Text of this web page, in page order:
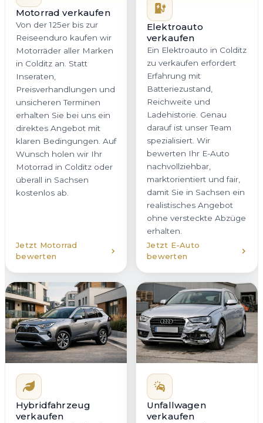
Motorrad verkaufen
Von der 125er bis zur
Reiseenduro kaufen wir
Motorräder aller Marken
in Colditz an. Statt
Inseraten,
Preisverhandlungen und
unsicheren Terminen
erhalten Sie bei uns ein
direktes Angebot mit
klaren Bedingungen. Auf
Wunsch holen wir Ihr
Motorrad in Colditz oder
überall in Sachsen
kostenlos ab.
Jetzt Motorrad
bewerten
Elektroauto
verkaufen
Ein Elektroauto in Colditz
zu verkaufen erfordert
Erfahrung mit
Batteriezustand,
Reichweite und
Ladehistorie. Genau
darauf ist unser Team
spezialisiert. Wir
bewerten Ihr E-Auto
nachvollziehbar,
marktorientiert und fair,
damit Sie in Sachsen ein
realistisches Angebot
ohne versteckte Abzüge
erhalten.
Jetzt E-Auto
bewerten
Hybridfahrzeug
verkaufen
Unfallwagen
verkaufen